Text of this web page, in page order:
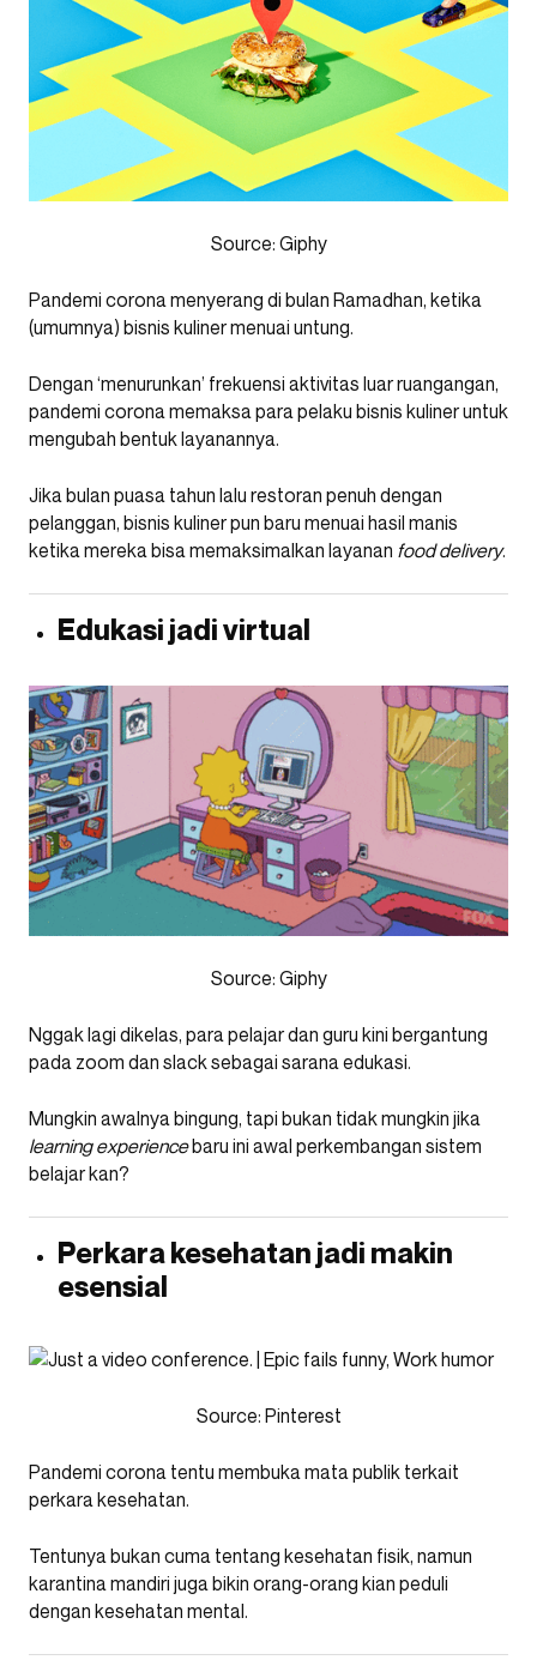
Source: Giphy
Pandemi corona menyerang di bulan Ramadhan, ketika
(umumnya) bisnis kuliner menuai untung.
Dengan ‘menurunkan’ frekuensi aktivitas luar ruangangan,
pandemi corona memaksa para pelaku bisnis kuliner untuk
mengubah bentuk layanannya.
Jika bulan puasa tahun lalu restoran penuh dengan
pelanggan, bisnis kuliner pun baru menuai hasil manis
ketika mereka bisa memaksimalkan layanan food delivery.
Edukasi jadi virtual
Source: Giphy
Nggak lagi dikelas, para pelajar dan guru kini bergantung
pada zoom dan slack sebagai sarana edukasi.
Mungkin awalnya bingung, tapi bukan tidak mungkin jika
learning experiencebaru ini awal perkembangan sistem
belajar kan?
Perkara kesehatan jadi makin
esensial
Source: Pinterest
Pandemi corona tentu membuka mata publik terkait
perkara kesehatan.
Tentunya bukan cuma tentang kesehatan fisik, namun
karantina mandiri juga bikin orang-orang kian peduli
dengan kesehatan mental.